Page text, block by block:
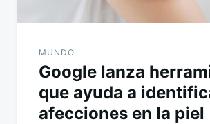
MUNDO
Google lanza
que ayuda a
afecciones en la piel